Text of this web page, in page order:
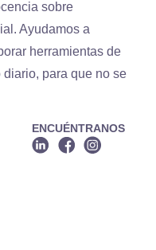
sobre
Ayudamos a
herramientas de
para que no se
ENCUÉNTRANOS